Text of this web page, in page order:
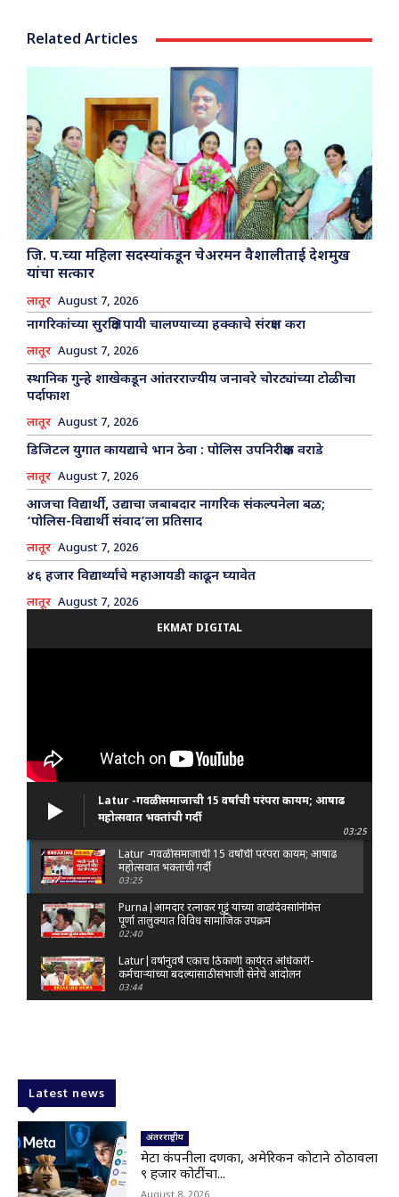
Related Articles
जि. प.च्या महिला सदस्यांकडून चेअरमन वैशालीताई देशमुख
यांचा सत्कार
लातूर August 7, 2026
नागरिकांच्या सुरक्षित पायी चालण्याच्या हक्काचे संरक्षण करा
लातूर August 7, 2026
स्थानिक गुन्हे शाखेकडून आंतरराज्यीय जनावरे चोरट्यांच्या टोळीचा
पर्दाफाश
लातूर August 7, 2026
डिजिटल युगात कायद्याचे भान ठेवा : पोलिस उपनिरीक्षक वराडे
लातूर August 7, 2026
आजचा विद्यार्थी, उद्याचा जबाबदार नागरिक संकल्पनेला बळ;
‘पोलिस-विद्यार्थी संवाद’ला प्रतिसाद
लातूर August 7, 2026
४६ हजार विद्यार्थ्यांचे महाआयडी काढून घ्यावेत
लातूर August 7, 2026
EKMAT DIGITAL
Latur -गवळी समाजाची 15 वर्षांची परंपरा कायम; आषाढ
महोत्सवात भक्तांची गर्दी
03:25
Latur -गवळी समाजाची 15 वर्षांची परंपरा कायम; आषाढ
महोत्सवात भक्तांची गर्दी
03:25
Purna|आमदार रत्नाकर गुट्टे यांच्या वाढदिवसानिमित्त
पूर्णा तालुक्यात विविध सामाजिक उपक्रम
02:40
Latur|वर्षानुवर्षे एकाच ठिकाणी कार्यरत अधिकारी-
कर्मचाऱ्यांच्या बदल्यांसाठी संभाजी सेनेचे आंदोलन
03:44
Solapur| मोहोळमध्ये संजय राऊत यांच्या प्रतिमेला
दुग्धाभिषेक
01:19
Latur|नांदेड–बिदर महामार्गावरील सिमेंट रस्त्याला मोठ्या
भेगा; अपघाताचा धोका
Latest news
अंतरराष्ट्रीय
मेटा कंपनीला दणका, अमेरिकन कोर्टाने ठोठावला
९ हजार कोटींचा...